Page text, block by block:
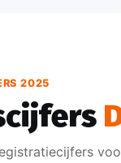
2025